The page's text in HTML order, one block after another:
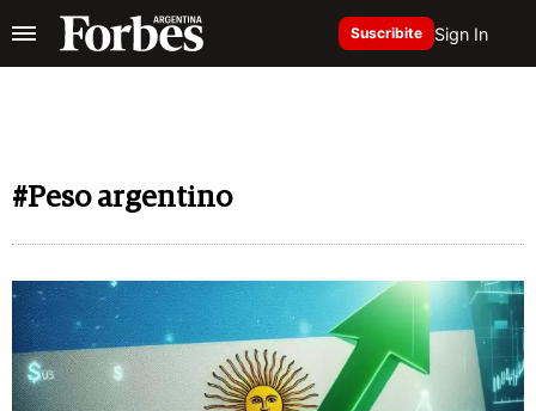
Suscribite Sign In
#Peso argentino